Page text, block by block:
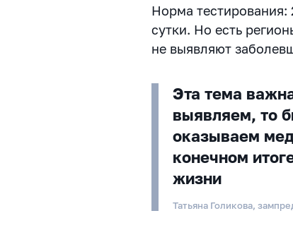
Норма тестирования:
сутки. Но есть
не выявляют
Эта тема
выявляем, то
оказываем
конечном
жизни
Татьяна Голикова,